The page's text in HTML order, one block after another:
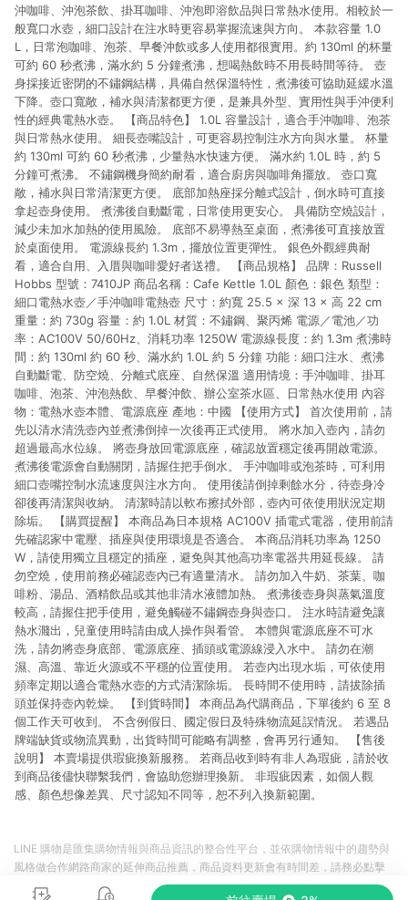
沖咖啡、沖泡茶飲、掛耳咖啡、沖泡即溶飲品與日常熱水使用。相較於一
般寬口水壺，細口設計在注水時更容易掌握流速與方向。 本款容量 1.0
L，日常泡咖啡、泡茶、早餐沖飲或多人使用都很實用。約 130ml 的杯量
可約 60 秒煮沸，滿水約 5 分鐘煮沸，想喝熱飲時不用長時間等待。 壺
身採接近密閉的不鏽鋼結構，具備自然保溫特性，煮沸後可協助延緩水溫
下降。壺口寬敞，補水與清潔都更方便，是兼具外型、實用性與手沖便利
性的經典電熱水壺。 【商品特色】 1.0L 容量設計，適合手沖咖啡、泡茶
與日常熱水使用。 細長壺嘴設計，可更容易控制注水方向與水量。 杯量
約 130ml 可約 60 秒煮沸，少量熱水快速方便。 滿水約 1.0L 時，約 5
分鐘可煮沸。 不鏽鋼機身簡約耐看，適合廚房與咖啡角擺放。 壺口寬
敞，補水與日常清潔更方便。 底部加熱座採分離式設計，倒水時可直接
拿起壺身使用。 煮沸後自動斷電，日常使用更安心。 具備防空燒設計，
減少未加水加熱的使用風險。 底部不易導熱至桌面，煮沸後可直接放置
於桌面使用。 電源線長約 1.3m，擺放位置更彈性。 銀色外觀經典耐
看，適合自用、入厝與咖啡愛好者送禮。 【商品規格】 品牌：Russell
Hobbs 型號：7410JP 商品名稱：Cafe Kettle 1.0L 顏色：銀色 類型：
細口電熱水壺／手沖咖啡電熱壺 尺寸：約寬 25.5 × 深 13 × 高 22 cm
重量：約 730g 容量：約 1.0L 材質：不鏽鋼、聚丙烯 電源／電池／功
率：AC100V 50/60Hz、消耗功率 1250W 電源線長度：約 1.3m 煮沸時
間：約 130ml 約 60 秒、滿水約 1.0L 約 5 分鐘 功能：細口注水、煮沸
自動斷電、防空燒、分離式底座、自然保溫 適用情境：手沖咖啡、掛耳
咖啡、泡茶、沖泡熱飲、早餐沖飲、辦公室茶水區、日常熱水使用 內容
物：電熱水壺本體、電源底座 產地：中國 【使用方式】 首次使用前，請
先以清水清洗壺內並煮沸倒掉一次後再正式使用。 將水加入壺內，請勿
超過最高水位線。 將壺身放回電源底座，確認放置穩定後再開啟電源。
煮沸後電源會自動關閉，請握住把手倒水。 手沖咖啡或泡茶時，可利用
細口壺嘴控制水流速度與注水方向。 使用後請倒掉剩餘水分，待壺身冷
卻後再清潔與收納。 清潔時請以軟布擦拭外部，壺內可依使用狀況定期
除垢。 【購買提醒】 本商品為日本規格 AC100V 插電式電器，使用前請
先確認家中電壓、插座與使用環境是否適合。 本商品消耗功率為 1250
W，請使用獨立且穩定的插座，避免與其他高功率電器共用延長線。 請
勿空燒，使用前務必確認壺內已有適量清水。 請勿加入牛奶、茶葉、咖
啡粉、湯品、酒精飲品或其他非清水液體加熱。 煮沸後壺身與蒸氣溫度
較高，請握住把手使用，避免觸碰不鏽鋼壺身與壺口。 注水時請避免讓
熱水濺出，兒童使用時請由成人操作與看管。 本體與電源底座不可水
洗，請勿將壺身底部、電源底座、插頭或電源線浸入水中。 請勿在潮
濕、高溫、靠近火源或不平穩的位置使用。 若壺內出現水垢，可依使用
頻率定期以適合電熱水壺的方式清潔除垢。 長時間不使用時，請拔除插
頭並保持壺內乾燥。 【到貨時間】 本商品為代購商品，下單後約 6 至 8
個工作天可收到。 不含例假日、國定假日及特殊物流延誤情況。 若遇品
牌端缺貨或物流異動，出貨時間可能略有調整，會再另行通知。 【售後
說明】 本賣場提供瑕疵換新服務。 若商品收到時有非人為瑕疵，請於收
到商品後儘快聯繫我們，會協助您辦理換新。 非瑕疵因素，如個人觀
感、顏色想像差異、尺寸認知不同等，恕不列入換新範圍。
LINE 購物是匯集購物情報與商品資訊的整合性平台，並依購物情報中的趨勢與
風格做合作網路商家的延伸商品推薦，商品資料更新會有時間差，請務必點擊
商品至各合作網路商家，確認現售價與購物條件，一切資訊以合作廠商網頁為